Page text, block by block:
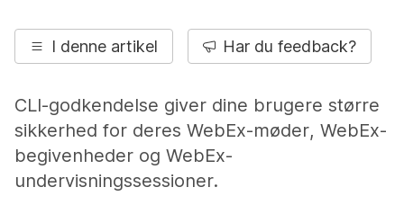
I denne artikel Har du feedback?
CLI-godkendelse giver dine brugere større
sikkerhed for deres WebEx-møder, WebEx-
begivenheder og WebEx-
undervisningssessioner.